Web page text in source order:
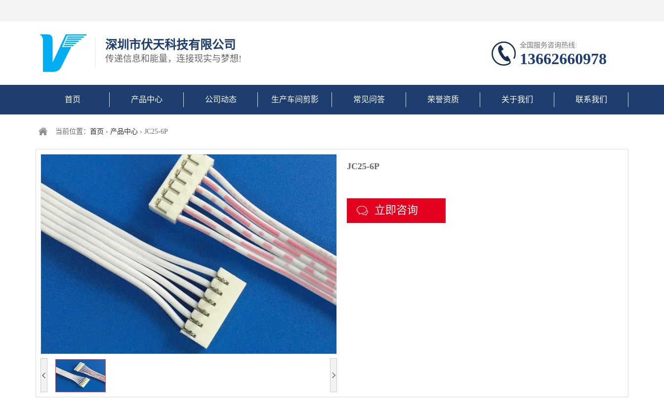
深圳市伏天科技有限公司
传递信息和能量，连接现实与梦想!
全国服务咨询热线:
13662660978
首页 产品中心 公司动态 生产车间剪影 常见问答 荣誉资质 关于我们 联系我们
当前位置： 首页 › 产品中心 › JC25-6P
JC25-6P
立即咨询